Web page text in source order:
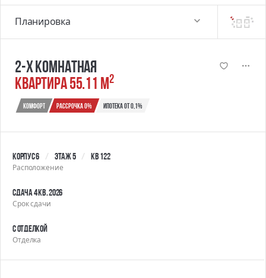
2-х комнатная
квартира 55.11 м2
Комфорт Рассрочка 0% Ипотека от 0,1%
Корпус 6 Этаж 5 Кв 122
Расположение
Сдача 4 кв. 2026
Срок сдачи
С отделкой
Отделка
Планировка